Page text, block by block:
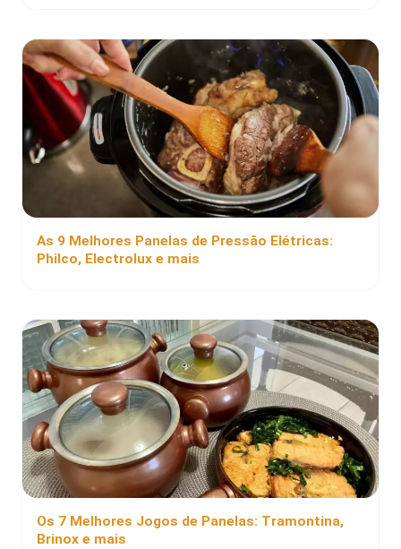
As 9 Melhores Panelas de Pressão Elétricas:
Philco, Electrolux e mais
Os 7 Melhores Jogos de Panelas: Tramontina,
Brinox e mais